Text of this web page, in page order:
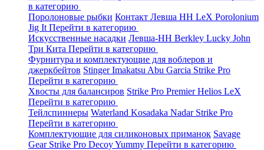
в категорию
Поролоновые рыбки Контакт Левша НН LeX Porolonium
Jig It Перейти в категорию
Искусственные насадки Левша-НН Berkley Lucky John
Три Кита Перейти в категорию
Фурнитура и комплектующие для воблеров и
джеркбейтов StingerImakatsu Abu Garcia Strike Pro
Перейти в категорию
Хвосты для балансиров Strike Pro PremierHelios LeX
Перейти в категорию
Тейлспиннеры Waterland Kosadaka Nadar Strike Pro
Перейти в категорию
Комплектующие для силиконовых приманок Savage
Gear Strike Pro DecoyYummy Перейти в категорию